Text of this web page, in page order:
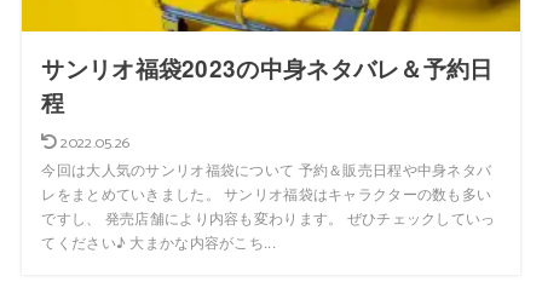
サンリオ福袋2023の中身ネタバレ＆予約日
程
2022.05.26
今回は大人気のサンリオ福袋について 予約＆販売日程や中身ネタバ
レをまとめていきました。 サンリオ福袋はキャラクターの数も多い
ですし、 発売店舗により内容も変わります。 ぜひチェックしていっ
てください♪ 大まかな内容がこち...